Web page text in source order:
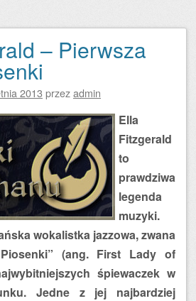
– Pierwsza
2013 przezadmin
Ella
Fitzgerald
to
prawdziwa
legenda
muzyki.
wokalistka jazzowa, zwana
(ang. First Lady of
śpiewaczek w
Jedne z jej najbardziej